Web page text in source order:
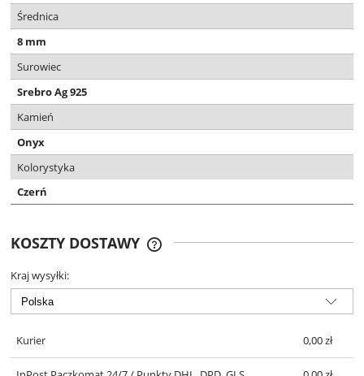
Średnica
8 mm
Surowiec
Srebro Ag 925
Kamień
Onyx
Kolorystyka
Czerń
KOSZTY DOSTAWY
Kraj wysyłki:
Kurier 0,00 zł